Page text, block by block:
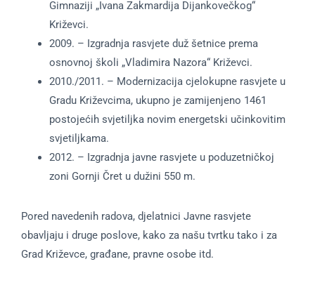
Gimnaziji „Ivana Zakmardija Dijankovečkog“
Križevci.
2009. – Izgradnja rasvjete duž šetnice prema
osnovnoj školi „Vladimira Nazora“ Križevci.
2010./2011. – Modernizacija cjelokupne rasvjete u
Gradu Križevcima, ukupno je zamijenjeno 1461
postojećih svjetiljka novim energetski učinkovitim
svjetiljkama.
2012. – Izgradnja javne rasvjete u poduzetničkoj
zoni Gornji Čret u dužini 550 m.
Pored navedenih radova, djelatnici Javne rasvjete
obavljaju i druge poslove, kako za našu tvrtku tako i za
Grad Križevce, građane, pravne osobe itd.